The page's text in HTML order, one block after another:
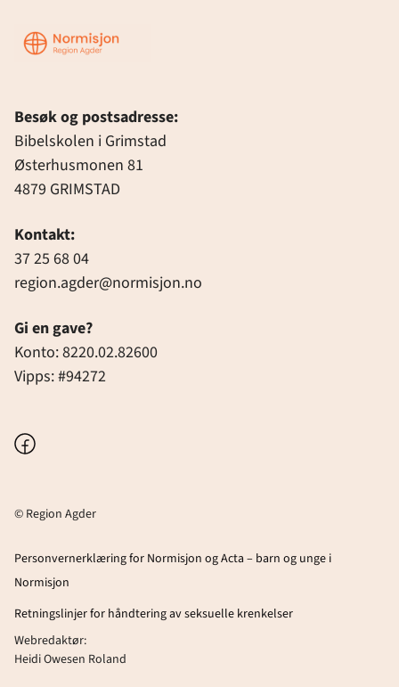
Region
Agder
Besøk og postsadresse:
Bibelskolen i Grimstad
Østerhusmonen 81
4879 GRIMSTAD
Kontakt:
37 25 68 04
region.agder@normisjon.no
Gi en gave?
Konto: 8220.02.82600
Vipps: #94272
Facebook
© Region Agder
Personvernerklæring for Normisjon og Acta – barn og unge i
Normisjon
Retningslinjer for håndtering av seksuelle krenkelser
Webredaktør:
Heidi Owesen Roland